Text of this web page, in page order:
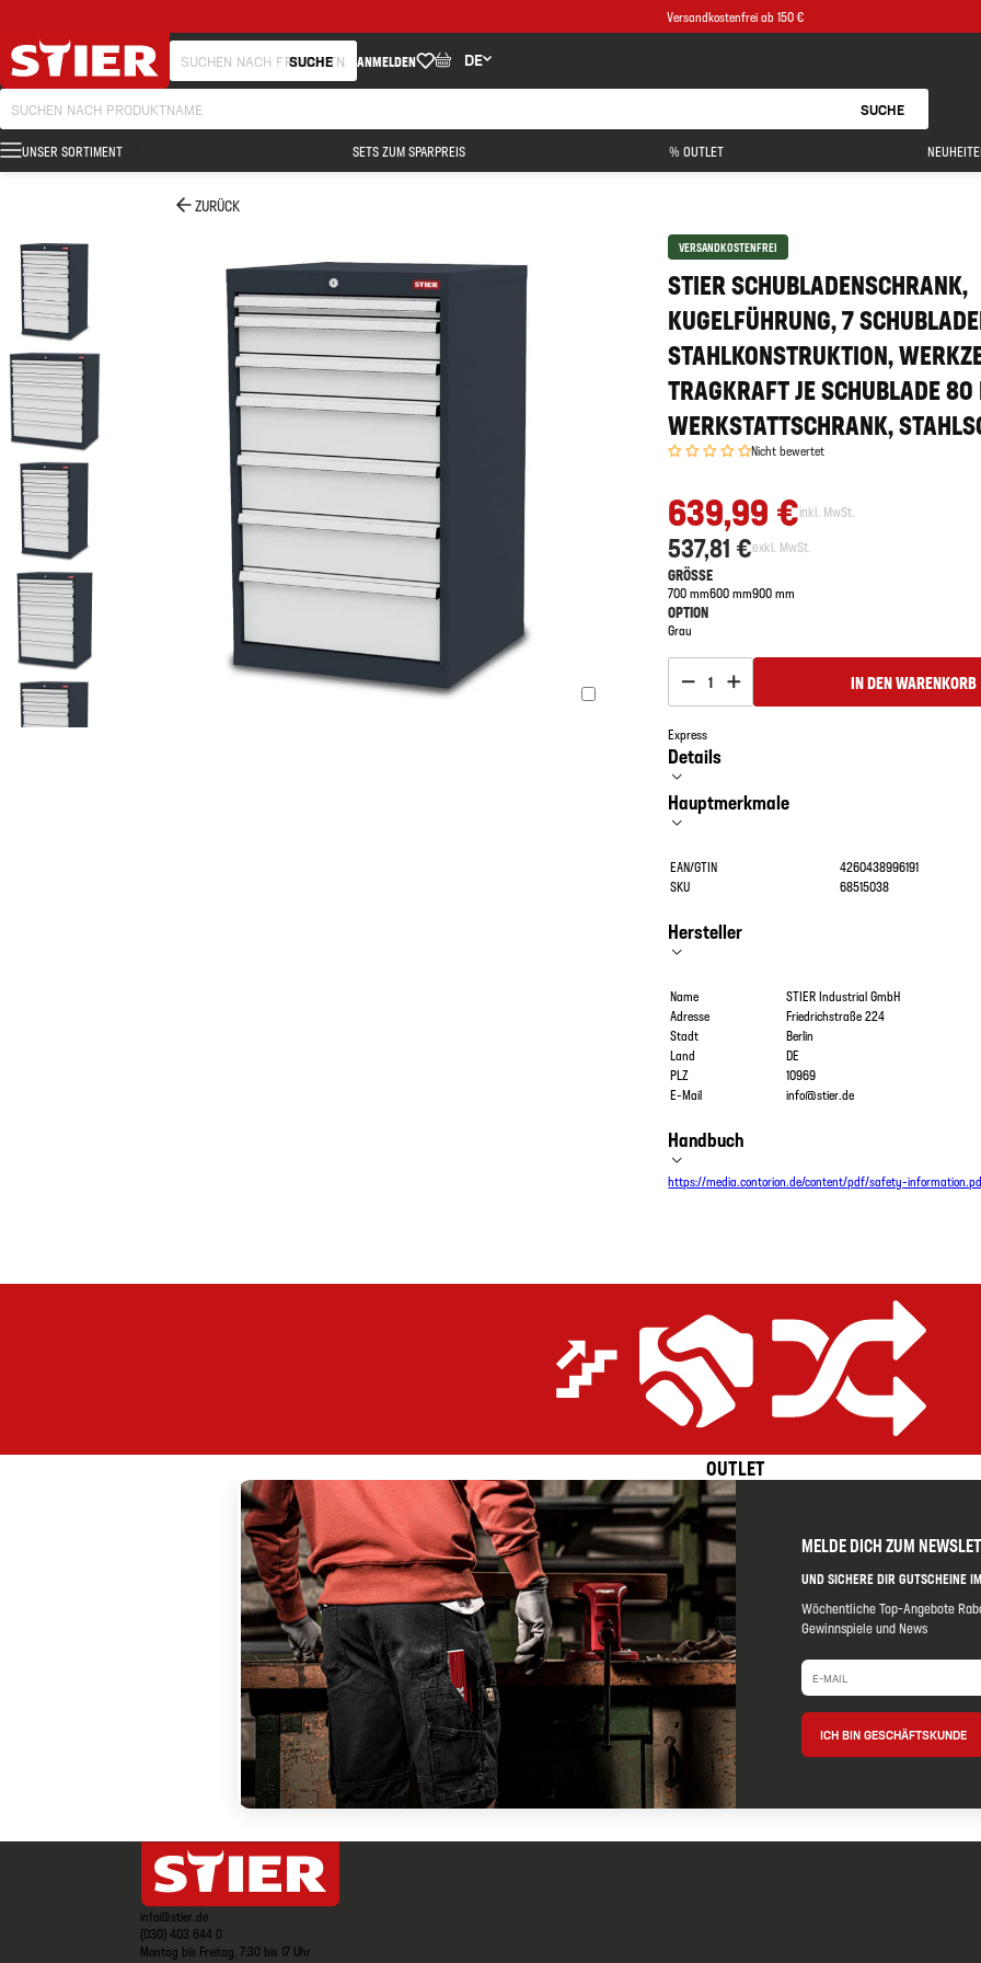
Versandkostenfrei ab 150 €
SUCHE ANMELDEN DE
SUCHE
UNSER SORTIMENT SETS ZUM SPARPREIS % OUTLET
ZURÜCK
VERSANDKOSTENFREI
STIER SCHUBLADENSCHRANK,
KUGELFÜHRUNG, 7
STAHLKONSTRUKTION,
TRAGKRAFT JE SCHUBLADE 80
WERKSTATTSCHRANK,
Nicht bewertet
639,99 €inkl. MwSt.
537,81 €exkl. MwSt.
GRÖSSE
700 mm600 mm900 mm
OPTION
Grau
1 IN DEN WARENKORB
Express
Details
Hauptmerkmale
EAN/GTIN
4260438996191
SKU
68515038
Hersteller
Name
STIER Industrial GmbH
Adresse
Friedrichstraße 224
Stadt
Berlin
Land
DE
PLZ
10969
E-Mail
info@stier.de
Handbuch
https://media.contorion.de/content/pdf/safety-
Preis-Leistungs-Versprechen
OUTLET
MELDE DICH ZUM
UND SICHERE DIR GUTSCHEINE
Wöchentliche Top-Angebote
Gewinnspiele und News
ICH BIN GESCHÄFTSKUNDE
info@stier.de
(030) 403 644 0
Montag bis Freitag, 7:30 bis 17 Uhr